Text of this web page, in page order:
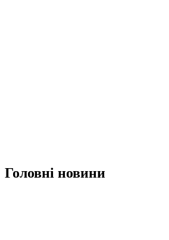
Головні новини